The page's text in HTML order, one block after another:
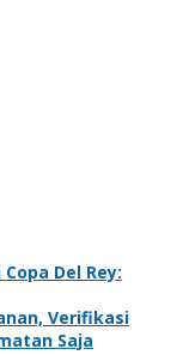
Del Rey:
Verifikasi
Saja